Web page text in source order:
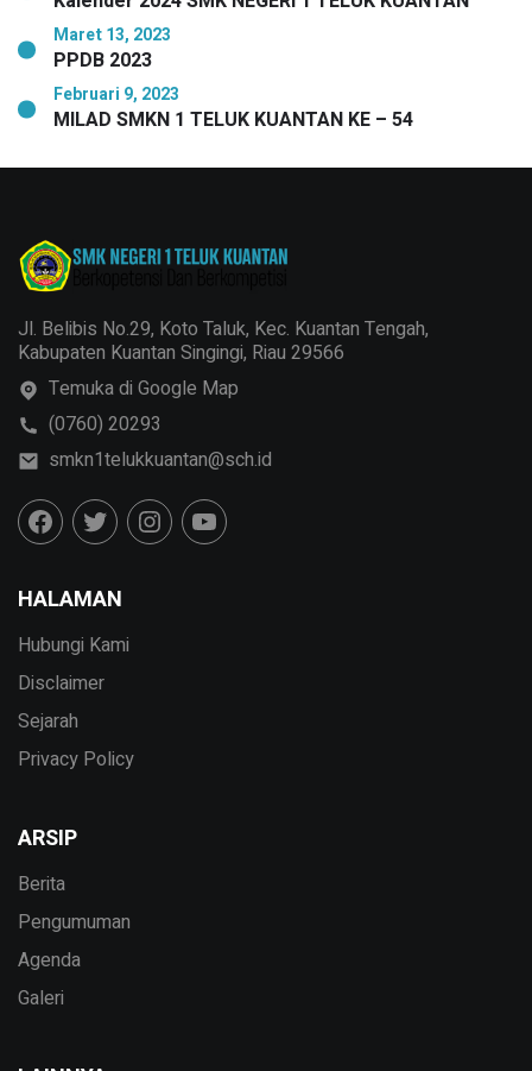
Maret 13, 2023
PPDB 2023
Februari 9, 2023
MILAD SMKN 1 TELUK KUANTAN KE – 54
Jl. Belibis No.29, Koto Taluk, Kec. Kuantan Tengah,
Kabupaten Kuantan Singingi, Riau 29566
Temuka di Google Map
(0760) 20293
smkn1telukkuantan@sch.id
HALAMAN
Hubungi Kami
Disclaimer
Sejarah
Privacy Policy
ARSIP
Berita
Pengumuman
Agenda
Galeri